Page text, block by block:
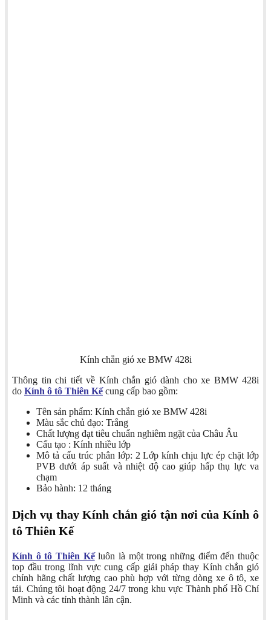
Kính chắn gió xe BMW 428i
Thông tin chi tiết về Kính chắn gió dành cho xe BMW 428i
do Kính ô tô Thiên Kếcung cấp bao gồm:
Tên sản phẩm: Kính chắn gió xe BMW 428i
Màu sắc chủ đạo: Trắng
Chất lượng đạt tiêu chuẩn nghiêm ngặt của Châu Âu
Cấu tạo : Kính nhiều lớp
Mô tả cấu trúc phân lớp: 2 Lớp kính chịu lực ép chặt lớp
PVB dưới áp suất và nhiệt độ cao giúp hấp thụ lực va
chạm
Bảo hành: 12 tháng
Dịch vụ thay Kính chắn gió tận nơi của Kính ô
tô Thiên Kế
Kính ô tô Thiên Kếluôn là một trong những điểm đến thuộc
top đầu trong lĩnh vực cung cấp giải pháp thay Kính chắn gió
chính hãng chất lượng cao phù hợp với từng dòng xe ô tô, xe
tải. Chúng tôi hoạt động 24/7 trong khu vực Thành phố Hồ Chí
Minh và các tỉnh thành lân cận.